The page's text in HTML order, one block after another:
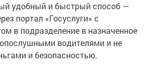
удобный и быстрый способ —
портал «Госуслуги» с
в подразделение в назначенное
водителями и не
и безопасностью.